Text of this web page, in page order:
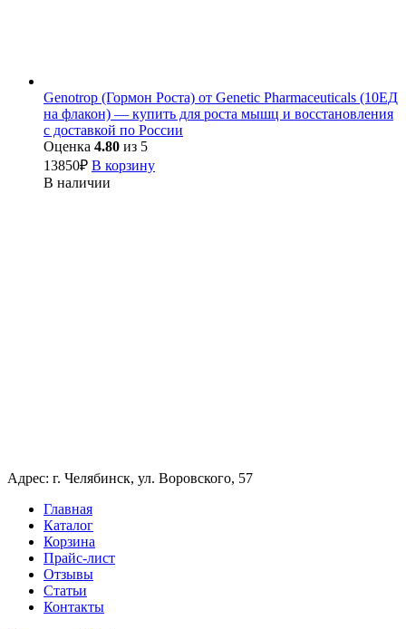
Genotrop (Гормон Роста) от Genetic Pharmaceuticals (10ЕД
на флакон) — купить для роста мышц и восстановления
с доставкой по России
Оценка 4.80 из 5
13850₽ В корзину
В наличии
Адрес: г. Челябинск, ул. Воровского, 57
Главная
Каталог
Корзина
Прайс-лист
Отзывы
Статьи
Контакты